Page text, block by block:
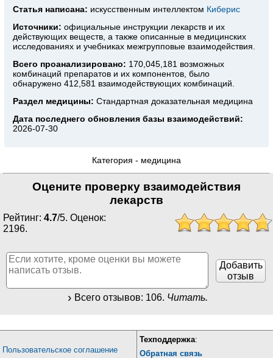
Статья написана: искусственным интеллектом Киберис
Источники: официальные инструкции лекарств и их
действующих веществ, а также описанные в медицинских
исследованиях и учебниках межгрупповые взаимодействия.
Всего проанализировано: 170,045,181 возможных
комбинаций препаратов и их компонентов, было
обнаружено 412,581 взаимодействующих комбинаций.
Раздел медицины: Стандартная доказательная медицина
Дата последнего обновления базы взаимодействий:
2026-07-30
Категория - медицина
Оцените проверку взаимодействия
лекарств
Рейтинг: 4.7/5. Оценок:
2196.
Добавить
отзыв
Всего отзывов: 106. Читать.
Пользовательское соглашение
Техподдержка:
Обратная связь